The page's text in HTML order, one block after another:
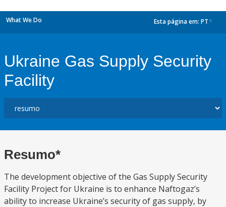
What We Do Esta página em: PT
Ukraine Gas Supply Security
Facility
Resumo*
The development objective of the Gas Supply Security
Facility Project for Ukraine is to enhance Naftogaz’s
ability to increase Ukraine’s security of gas supply, by